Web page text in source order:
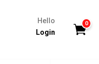
Hello
Login
0